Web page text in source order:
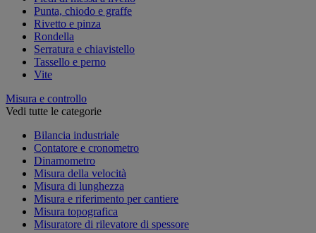
Punta, chiodo e graffe
Rivetto e pinza
Rondella
Serratura e chiavistello
Tassello e perno
Vite
Misura e controllo
Vedi tutte le categorie
Bilancia industriale
Contatore e cronometro
Dinamometro
Misura della velocità
Misura di lunghezza
Misura e riferimento per cantiere
Misura topografica
Misuratore di rilevatore di spessore